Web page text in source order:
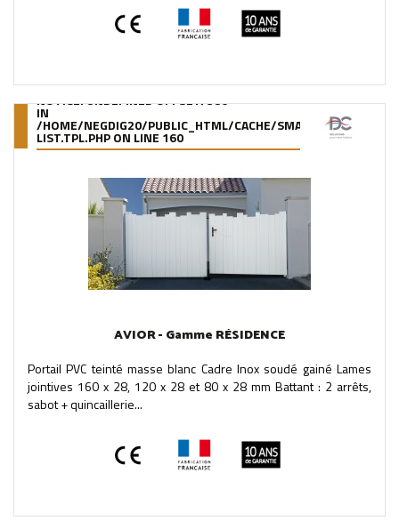
NOTICE: UNDEFINED OFFSET: 380
IN
/HOME/NEGDIG20/PUBLIC_HTML/CACHE/SMARTY/
LIST.TPL.PHPON LINE 160
AVIOR - Gamme RÉSIDENCE
Portail PVC teinté masse blanc Cadre Inox soudé gainé Lames
jointives 160 x 28, 120 x 28 et 80 x 28 mm Battant : 2 arrêts,
sabot + quincaillerie...